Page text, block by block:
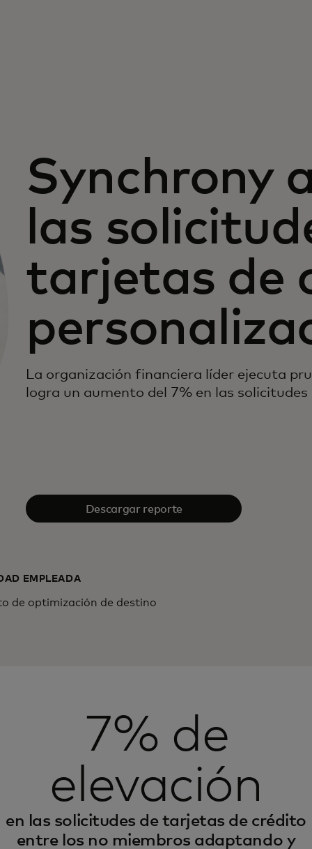
Synchrony
las
tarjetas de
La organización financiera líder ejecuta
logra un aumento del 7% en las
Descargar reporte
EMPLEADA
de optimización de destino
7% de
elevación
en las solicitudes de tarjetas de crédito
entre los no miembros adaptando y